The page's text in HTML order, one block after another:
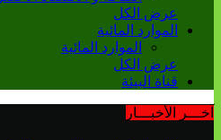
عرض الكل
الموارد المائية
الموارد المائية
عرض الكل
قناة البيئة
آخـــر الأخبـــار